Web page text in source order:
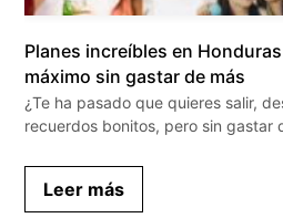
Planes increíbles en
máximo sin gastar de más
¿Te ha pasado que quieres salir,
recuerdos bonitos, pero sin gastar
Leer más